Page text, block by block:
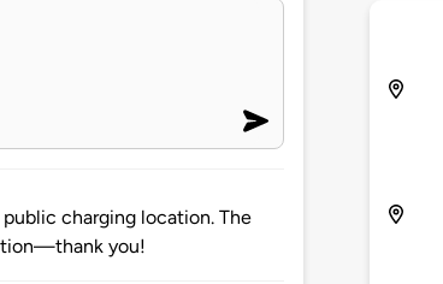
charging location. The
you!